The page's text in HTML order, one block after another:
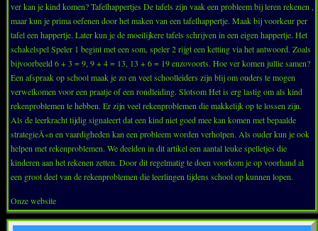
ver kan je kind komen? Tafelhappertjes De tafels zijn vaak een probleem bij leren rekenen ,
maar kun je prima oefenen door het maken van een tafelhappertje. Maak bij voorkeur per
tafel een happertje. Later kun je de moeilijkere tafels schrijven in een eigen happertje. Het
schakelspel Speler 1 begint met een som, speler 2 rijgt een ketting via het antwoord. Zoals
bijvoorbeeld 6 + 3 = 9, 9 + 4 = 13, 13 + 6 = 19 enzovoorts. Hoe ver komen jullie samen?
Een afspraak op school maak je zo en veel schoolleiders zijn blij om ouders te mogen
verwelkomen voor een praatje of een rondleiding. Slotsom Het is erg lastig om als kind
rekenproblemen te hebben. Er zijn veel rekenproblemen die makkelijk op te lossen zijn.
Als de leerkracht tijdig signaleert dat een kind niet goed mee kan komen met bepaalde
strategieÃ«n en vaardigheden kan een probleem worden verholpen. Als ouder kun je ook
helpen met rekenproblemen. We deelden in dit artikel een aantal leuke spelletjes die
kinderen aan het rekenen zetten. Door dit regelmatig te doen voorkom je op voorhand al
een groot deel van de rekenproblemen die leerlingen tijdens school op kunnen lopen.
Onze website